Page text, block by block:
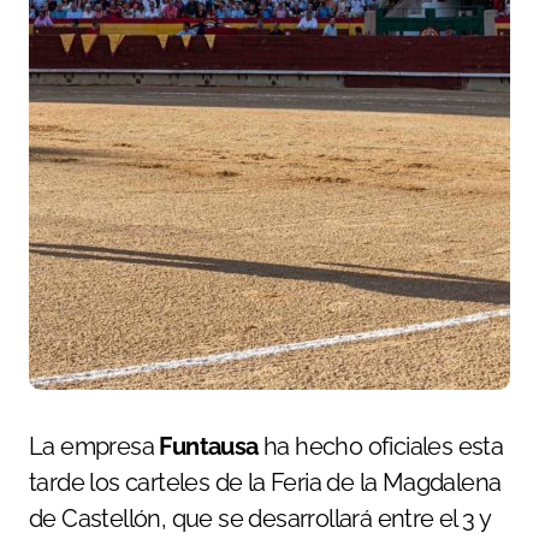
La empresa Funtausaha hecho oficiales esta
tarde los carteles de la Feria de la Magdalena
de Castellón, que se desarrollará entre el 3 y